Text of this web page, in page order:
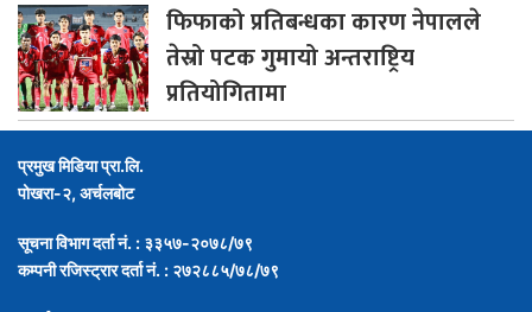
फिफाकोप्रतिबन्धका कारण नेपालले
तेस्रो पटक गुमायो अन्तराष्ट्रिय
प्रतियोगितामा
प्रमुख मिडिया प्रा.लि.
पोखरा-२, अर्चलबोट
सूचना विभाग दर्ता नं. : ३३५७-२०७८/७९
कम्पनी रजिस्ट्रार दर्ता नं. : २७२८८५/७८/७९